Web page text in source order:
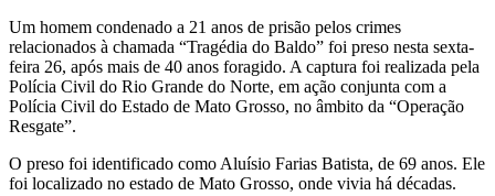
Um homem condenado a 21 anos de prisão pelos crimes
relacionados à chamada “Tragédia do Baldo” foi preso nesta sexta-
feira 26, após mais de 40 anos foragido. A captura foi realizada pela
Polícia Civil do Rio Grande do Norte, em ação conjunta com a
Polícia Civil do Estado de Mato Grosso, no âmbito da “Operação
Resgate”.
O preso foi identificado como Aluísio Farias Batista, de 69 anos. Ele
foi localizado no estado de Mato Grosso, onde vivia há décadas.